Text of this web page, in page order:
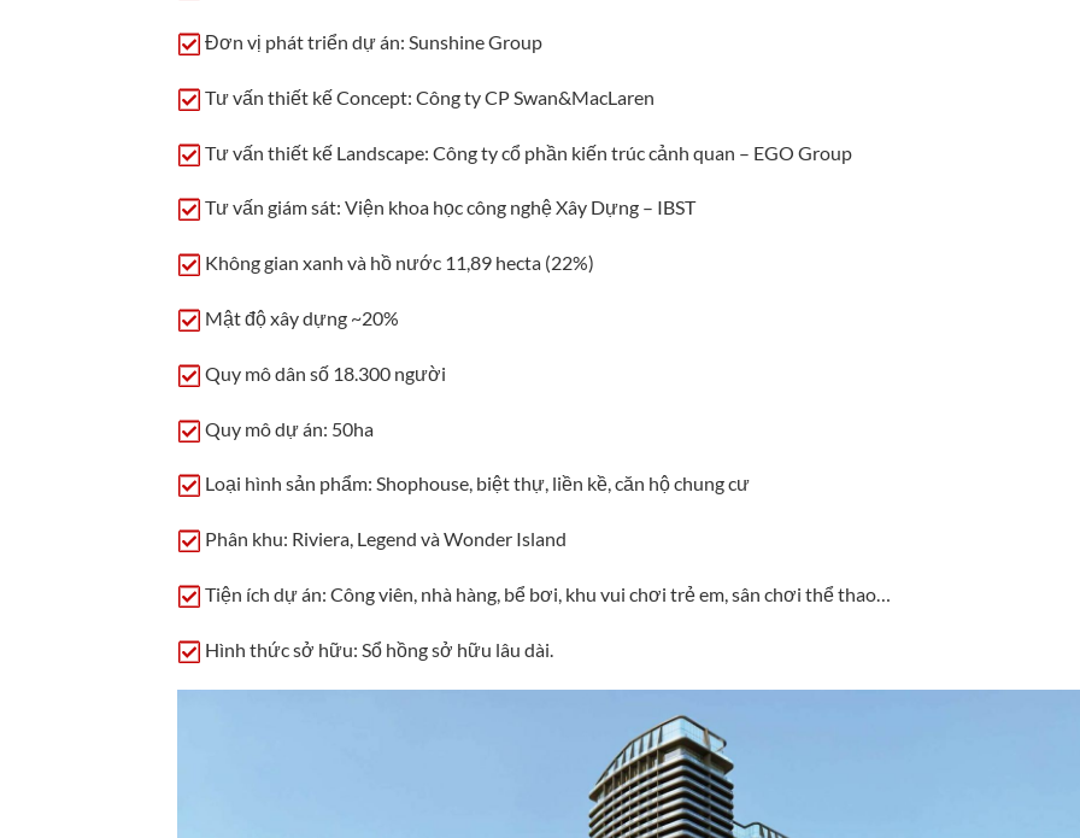
Đơn vị phát triển dự án: Sunshine Group
Tư vấn thiết kế Concept: Công ty CP Swan&MacLaren
Tư vấn thiết kế Landscape: Công ty cổ phần kiến trúc cảnh quan – EGO Group
Tư vấn giám sát: Viện khoa học công nghệ Xây Dựng – IBST
Không gian xanh và hồ nước 11,89 hecta (22%)
Mật độ xây dựng ~20%
Quy mô dân số 18.300 người
Quy mô dự án: 50ha
Loại hình sản phẩm: Shophouse, biệt thự, liền kề, căn hộ chung cư
Phân khu: Riviera, Legend và Wonder Island
Tiện ích dự án: Công viên, nhà hàng, bể bơi, khu vui chơi trẻ em, sân chơi thể thao…
Hình thức sở hữu: Sổ hồng sở hữu lâu dài.